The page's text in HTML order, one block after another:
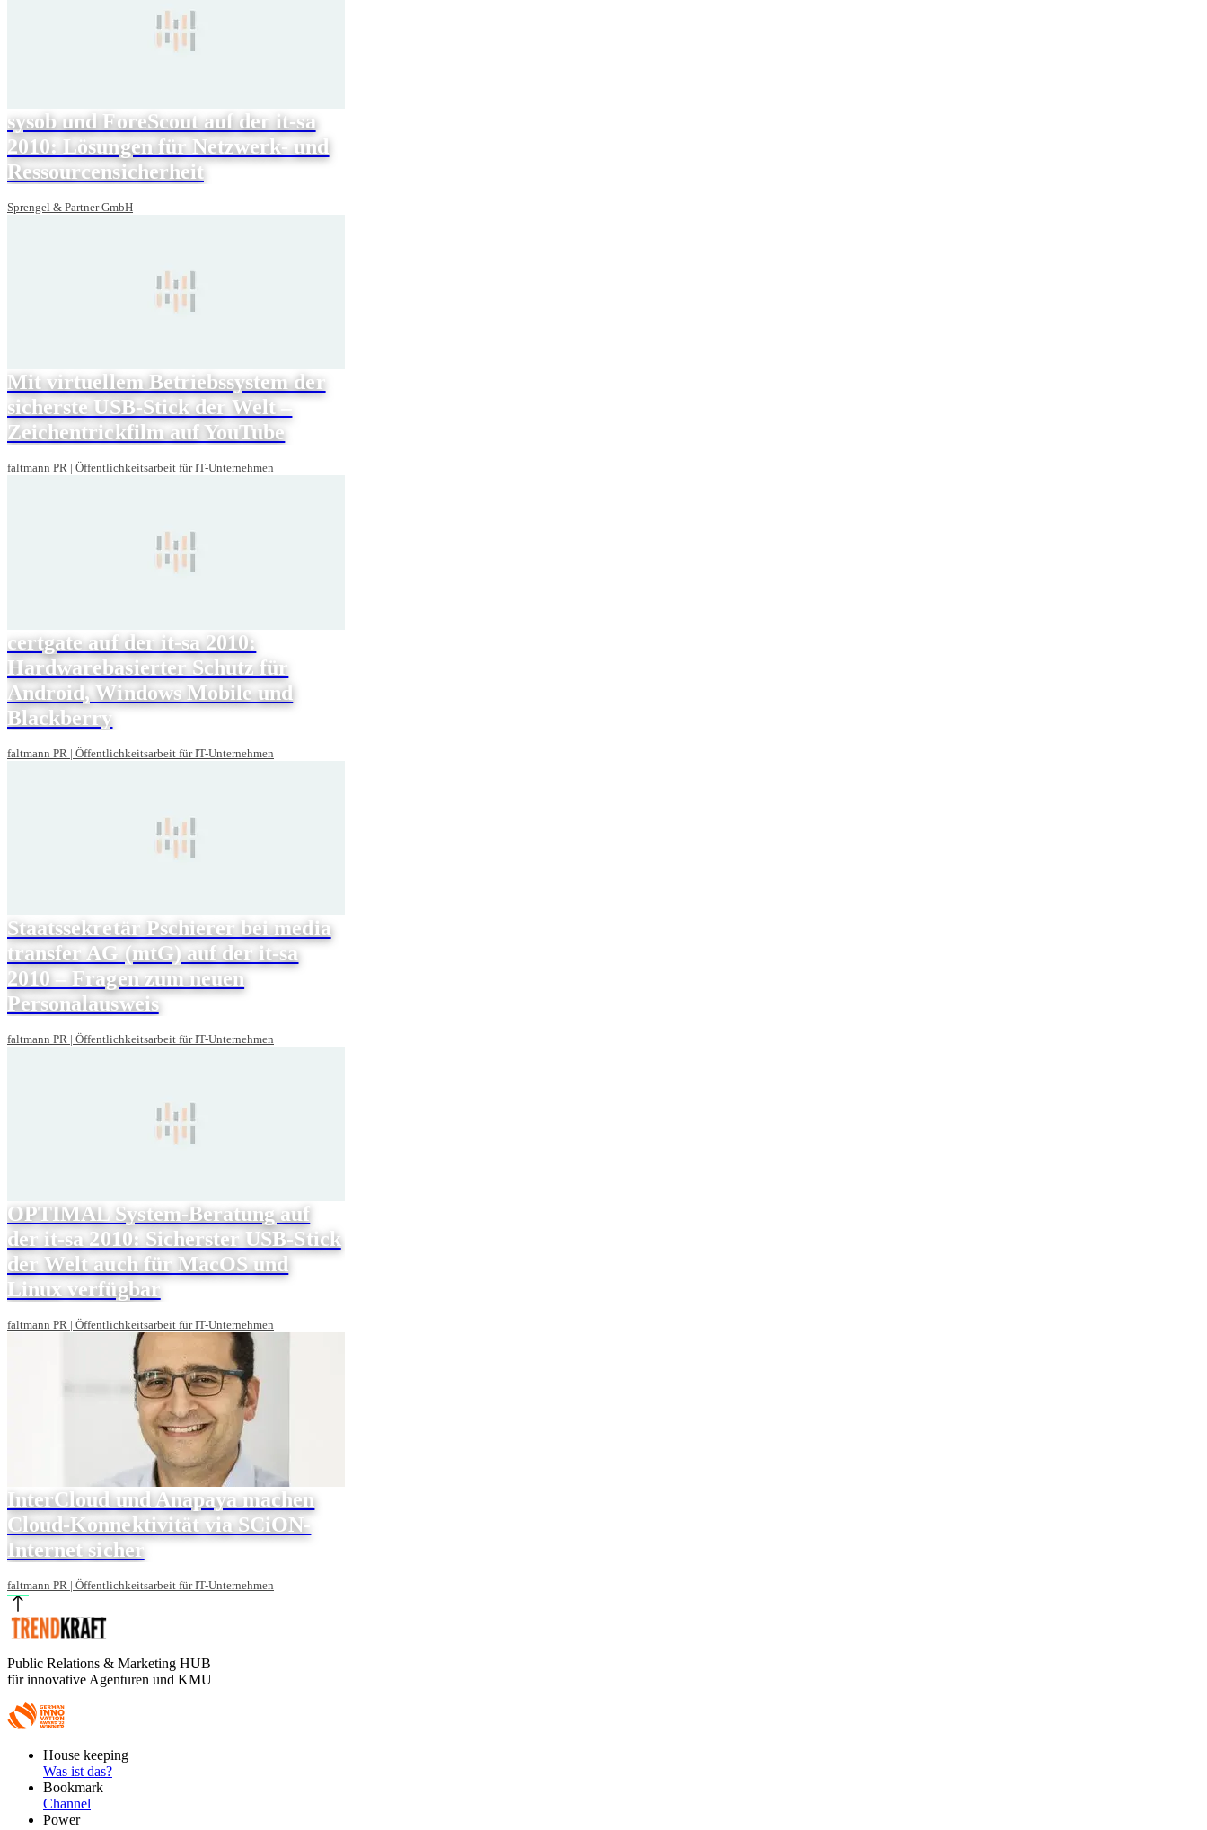
sysob und ForeScout auf der it-sa
2010: Lösungen für Netzwerk- und
Ressourcensicherheit
Sprengel & Partner GmbH
Mit virtuellem Betriebssystem der
sicherste USB-Stick der Welt –
Zeichentrickfilm auf YouTube
faltmann PR | Öffentlichkeitsarbeit für IT-Unternehmen
certgate auf der it-sa 2010:
Hardwarebasierter Schutz für
Android, Windows Mobile und
Blackberry
faltmann PR | Öffentlichkeitsarbeit für IT-Unternehmen
Staatssekretär Pschierer bei media
transfer AG (mtG) auf der it-sa
2010 – Fragen zum neuen
Personalausweis
faltmann PR | Öffentlichkeitsarbeit für IT-Unternehmen
OPTIMAL System-Beratung auf
der it-sa 2010: Sicherster USB-Stick
der Welt auch für MacOS und
Linux verfügbar
faltmann PR | Öffentlichkeitsarbeit für IT-Unternehmen
InterCloud und Anapaya machen
Cloud-Konnektivität via SCiON-
Internet sicher
faltmann PR | Öffentlichkeitsarbeit für IT-Unternehmen
Public Relations & Marketing HUB
für innovative Agenturen und KMU
FooterHouse keeping
Was ist das?
Bookmark
Channel
Power